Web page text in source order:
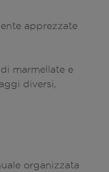
apprezzate
marmellate e
diversi,
organizzata